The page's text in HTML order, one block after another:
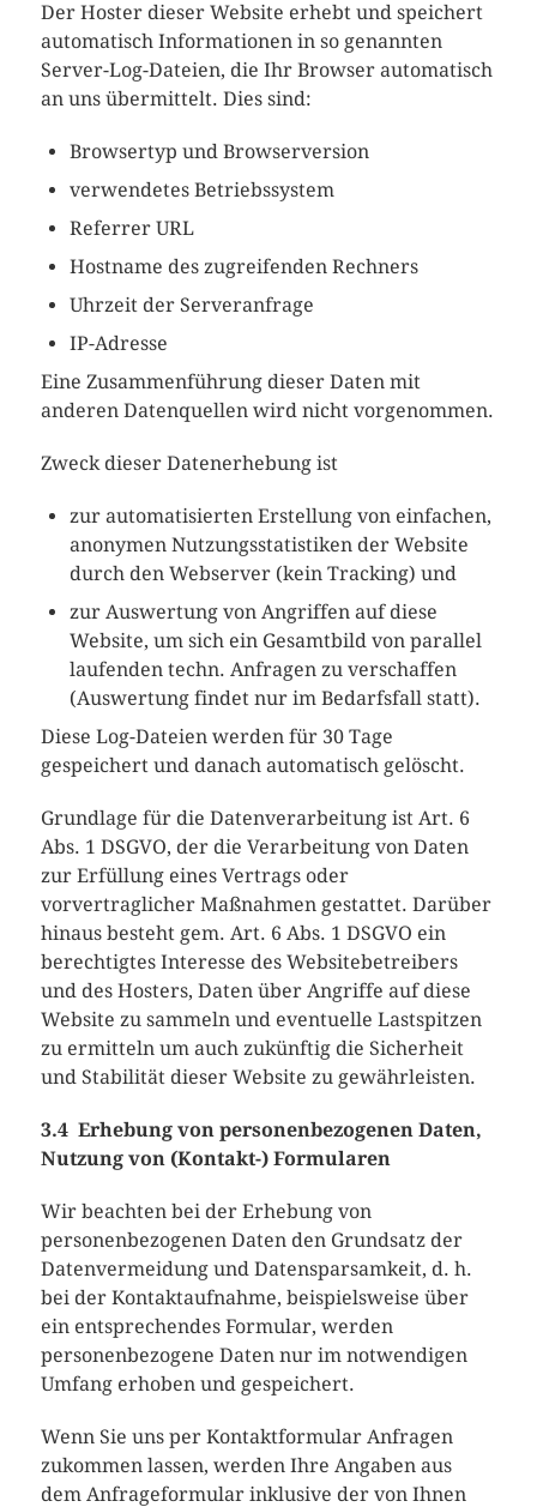
Der Hoster dieser Website erhebt und speichert
automatisch Informationen in so genannten
Server-Log-Dateien, die Ihr Browser automatisch
an uns übermittelt. Dies sind:
Browsertyp und Browserversion
verwendetes Betriebssystem
Referrer URL
Hostname des zugreifenden Rechners
Uhrzeit der Serveranfrage
IP-Adresse
Eine Zusammenführung dieser Daten mit
anderen Datenquellen wird nicht vorgenommen.
Zweck dieser Datenerhebung ist
zur automatisierten Erstellung von einfachen,
anonymen Nutzungsstatistiken der Website
durch den Webserver (kein Tracking) und
zur Auswertung von Angriffen auf diese
Website, um sich ein Gesamtbild von parallel
laufenden techn. Anfragen zu verschaffen
(Auswertung findet nur im Bedarfsfall statt).
Diese Log-Dateien werden für 30 Tage
gespeichert und danach automatisch gelöscht.
Grundlage für die Datenverarbeitung ist Art. 6
Abs. 1 DSGVO, der die Verarbeitung von Daten
zur Erfüllung eines Vertrags oder
vorvertraglicher Maßnahmen gestattet. Darüber
hinaus besteht gem. Art. 6 Abs. 1 DSGVO ein
berechtigtes Interesse des Websitebetreibers
und des Hosters, Daten über Angriffe auf diese
Website zu sammeln und eventuelle Lastspitzen
zu ermitteln um auch zukünftig die Sicherheit
und Stabilität dieser Website zu gewährleisten.
3.4 Erhebung von personenbezogenen Daten,
Nutzung von (Kontakt-) Formularen
Wir beachten bei der Erhebung von
personenbezogenen Daten den Grundsatz der
Datenvermeidung und Datensparsamkeit, d. h.
bei der Kontaktaufnahme, beispielsweise über
ein entsprechendes Formular, werden
personenbezogene Daten nur im notwendigen
Umfang erhoben und gespeichert.
Wenn Sie uns per Kontaktformular Anfragen
zukommen lassen, werden Ihre Angaben aus
dem Anfrageformular inklusive der von Ihnen